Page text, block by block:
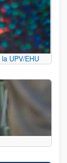
UPV/EHU